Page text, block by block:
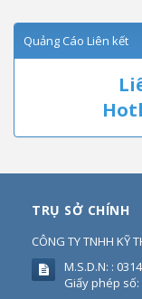
Quảng Cáo Liên kết
TRỤ SỞ CHÍNH
CÔNG TY TNHH KỸ
M.S.D.N: :
Giấy phép số: